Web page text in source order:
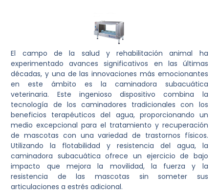
El campo de la salud y rehabilitación animal ha
experimentado avances significativos en las últimas
décadas, y una de las innovaciones más emocionantes
en este ámbito es la caminadora subacuática
veterinaria. Este ingenioso dispositivo combina la
tecnología de los caminadores tradicionales con los
beneficios terapéuticos del agua, proporcionando un
medio excepcional para el tratamiento y recuperación
de mascotas con una variedad de trastornos físicos.
Utilizando la flotabilidad y resistencia del agua, la
caminadora subacuática ofrece un ejercicio de bajo
impacto que mejora la movilidad, la fuerza y la
resistencia de las mascotas sin someter sus
articulaciones a estrés adicional.